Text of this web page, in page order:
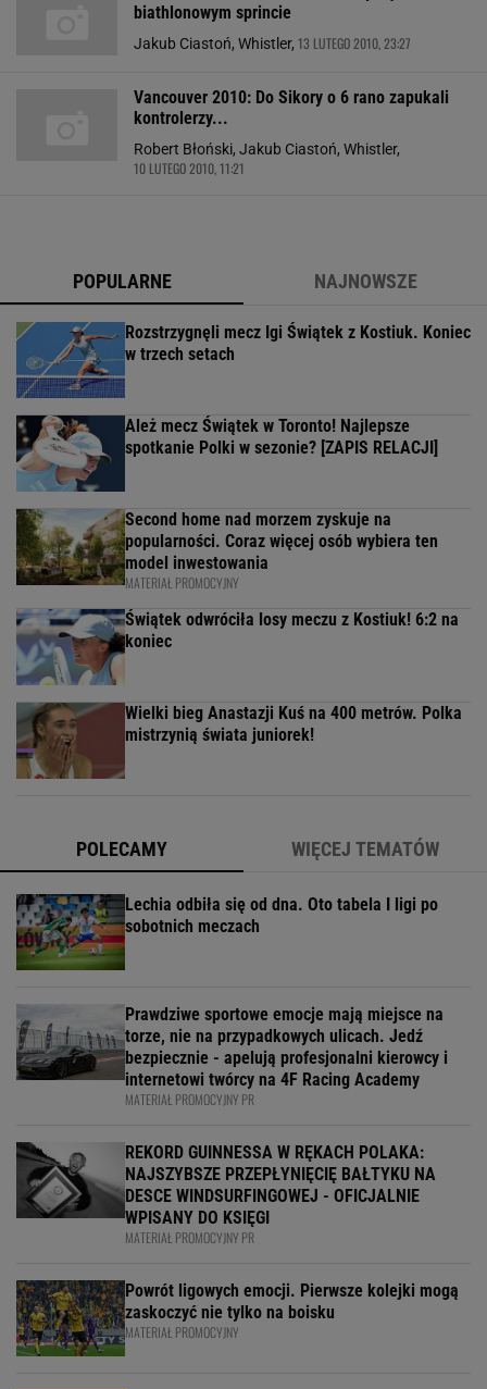
biathlonowym sprincie
Jakub Ciastoń, Whistler, 13 LUTEGO 2010, 23:27
Vancouver 2010: Do Sikory o 6 rano zapukali
kontrolerzy...
Robert Błoński, Jakub Ciastoń, Whistler,
10 LUTEGO 2010, 11:21
POPULARNE NAJNOWSZE
Rozstrzygnęli mecz Igi Świątek z Kostiuk. Koniec
w trzech setach
Ależ mecz Świątek w Toronto! Najlepsze
spotkanie Polki w sezonie? [ZAPIS RELACJI]
Second home nad morzem zyskuje na
popularności. Coraz więcej osób wybiera ten
model inwestowania
MATERIAŁ PROMOCYJNY
Świątek odwróciła losy meczu z Kostiuk! 6:2 na
koniec
Wielki bieg Anastazji Kuś na 400 metrów. Polka
mistrzynią świata juniorek!
POLECAMY WIĘCEJ TEMATÓW
Lechia odbiła się od dna. Oto tabela I ligi po
sobotnich meczach
Prawdziwe sportowe emocje mają miejsce na
torze, nie na przypadkowych ulicach. Jedź
bezpiecznie - apelują profesjonalni kierowcy i
internetowi twórcy na 4F Racing Academy
MATERIAŁ PROMOCYJNY PR
REKORD GUINNESSA W RĘKACH POLAKA:
NAJSZYBSZE PRZEPŁYNIĘCIĘ BAŁTYKU NA
DESCE WINDSURFINGOWEJ - OFICJALNIE
WPISANY DO KSIĘGI
MATERIAŁ PROMOCYJNY PR
Powrót ligowych emocji. Pierwsze kolejki mogą
zaskoczyć nie tylko na boisku
MATERIAŁ PROMOCYJNY